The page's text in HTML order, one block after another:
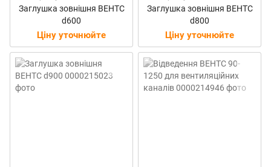
Заглушка зовнішня ВЕНТС
d600
Ціну уточнюйте
Заглушка зовнішня ВЕНТС
d800
Ціну уточнюйте